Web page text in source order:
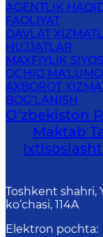
AGENTLIK
FAOLIYAT
DAVLAT
HUJJATLAR
MAXFIYLIK
OCHIQ
AXBOROT
BOG‘LANISH
O‘zbekiston
Maktab
Toshkent
ko‘chasi, 114A
Elektron pochta: